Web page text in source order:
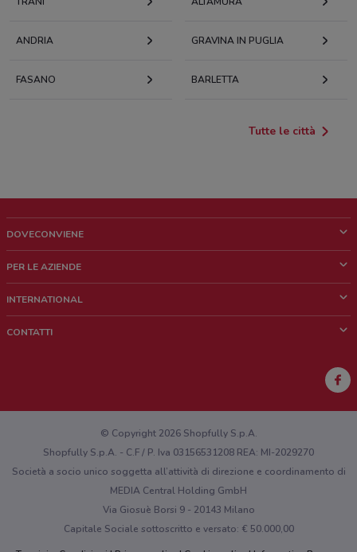
ANDRIA GRAVINA IN PUGLIA
FASANO BARLETTA
Tutte le città
DOVECONVIENE
Chi siamo
Lavora con noi
PER LE AZIENDE
Richieste commerciali e marketing
INTERNATIONAL
CONTATTI
Hai un malfunzionamento sul web o sull'app?
© Copyright 2026 Shopfully S.p.A.
Shopfully S.p.A. - C.F / P. Iva 03156531208 REA: MI-2029270
Società a socio unico soggetta all’attività di direzione e coordinamento di
MEDIA Central Holding GmbH
Via Giosuè Borsi 9 - 20143 Milano
Capitale Sociale sottoscritto e versato: € 50.000,00